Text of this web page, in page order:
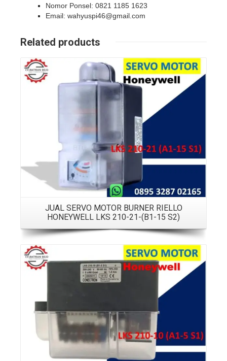
Nomor Ponsel: 0821 1185 1623
Email: wahyuspi46@gmail.com
Related products
Details
JUAL SERVO MOTOR BURNER RIELLO
HONEYWELL LKS 210-21-(B1-15 S2)
Details